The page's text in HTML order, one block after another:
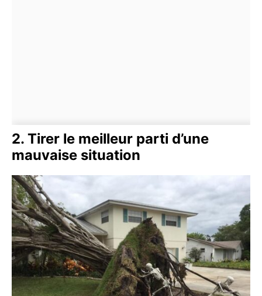
2. Tirer le meilleur parti d’une
mauvaise situation